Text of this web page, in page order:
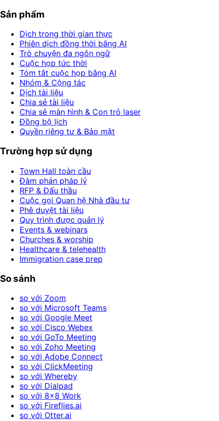
Sản phẩm
Dịch trong thời gian thực
Phiên dịch đồng thời bằng AI
Trò chuyện đa ngôn ngữ
Cuộc họp tức thời
Tóm tắt cuộc họp bằng AI
Nhóm & Cộng tác
Dịch tài liệu
Chia sẻ tài liệu
Chia sẻ màn hình & Con trỏ laser
Đồng bộ lịch
Quyền riêng tư & Bảo mật
Trường hợp sử dụng
Town Hall toàn cầu
Đàm phán pháp lý
RFP & Đấu thầu
Cuộc gọi Quan hệ Nhà đầu tư
Phê duyệt tài liệu
Quy trình được quản lý
Events & webinars
Churches & worship
Healthcare & telehealth
Immigration case prep
So sánh
so với Zoom
so với Microsoft Teams
so với Google Meet
so với Cisco Webex
so với GoTo Meeting
so với Zoho Meeting
so với Adobe Connect
so với ClickMeeting
so với Whereby
so với Dialpad
so với 8x8 Work
so với Fireflies.ai
so với Otter.ai